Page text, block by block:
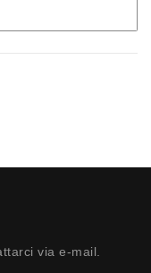
via e-mail.